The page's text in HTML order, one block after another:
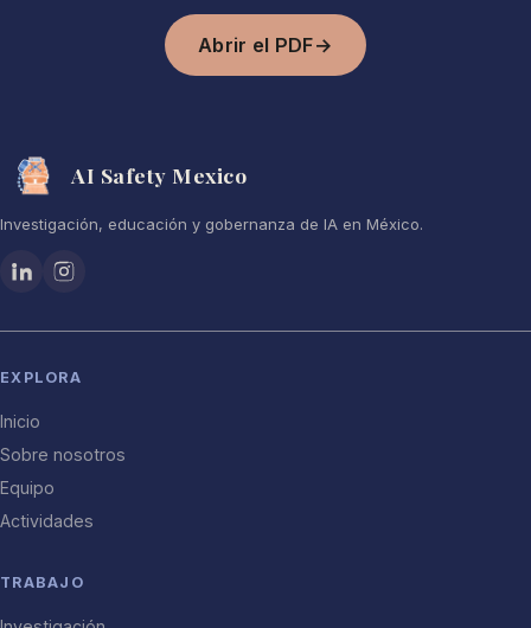
Abrir el PDF→
AI Safety Mexico
Investigación, educación y gobernanza de IA en México.
EXPLORA
Inicio
Sobre nosotros
Equipo
Actividades
TRABAJO